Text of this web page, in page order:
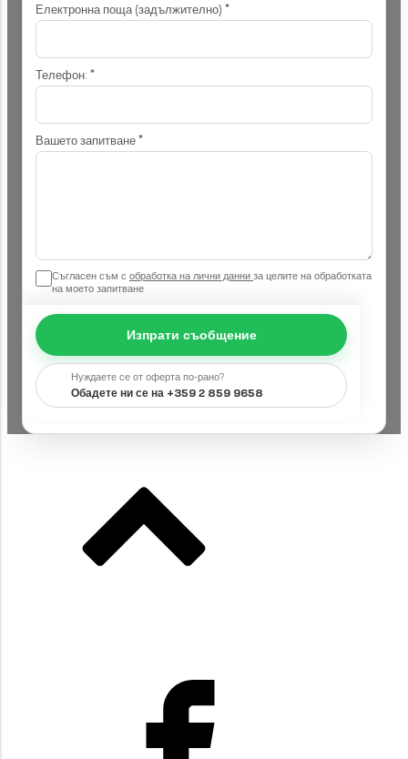
Електронна поща (задължително) *
Телефон: *
Вашето запитване*
Съгласен съм с обработка на лични данни за целите на обработката
на моето запитване
Изпрати съобщение
Нуждаете се от оферта по-рано?
Обадете ни се на +359 2 859 9658